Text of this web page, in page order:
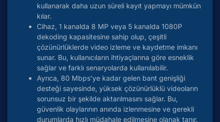
kullanarak daha uzun süreli kayıt yapmayı mümkün
kılar.
Cihaz, 1 kanalda 8 MP veya 5 kanalda 1080P
dekoding kapasitesine sahip olup, çeşitli
çözünürlüklerde video izleme ve kaydetme imkanı
sunar. Bu, kullanıcıların ihtiyaçlarına göre esneklik
sağlar ve farklı senaryolarda kullanılabilir.
Ayrıca, 80 Mbps’ye kadar gelen bant genişliği
desteği sayesinde, yüksek çözünürlüklü videoların
sorunsuz bir şekilde aktarılmasını sağlar. Bu,
güvenlik olaylarının anında izlenmesine ve gerekli
durumlarda hızlı müdahale edilmesine olanak tanır.